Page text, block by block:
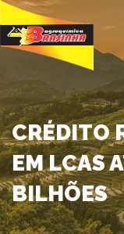
CRÉDITO
EM LCAS
BILHÕES